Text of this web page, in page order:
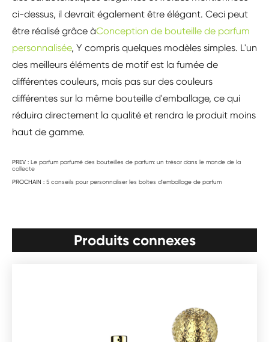
ci-dessus, il devrait également être élégant. Ceci peut
être réalisé grâce àConception de bouteille de parfum
personnalisée, Y compris quelques modèles simples. L'un
des meilleurs éléments de motif est la fumée de
différentes couleurs, mais pas sur des couleurs
différentes sur la même bouteille d'emballage, ce qui
réduira directement la qualité et rendra le produit moins
haut de gamme.
PREV : Le parfum parfumé des bouteilles de parfum: un trésor dans le monde de la
collecte
PROCHAIN : 5 conseils pour personnaliser les boîtes d'emballage de parfum
Produits connexes